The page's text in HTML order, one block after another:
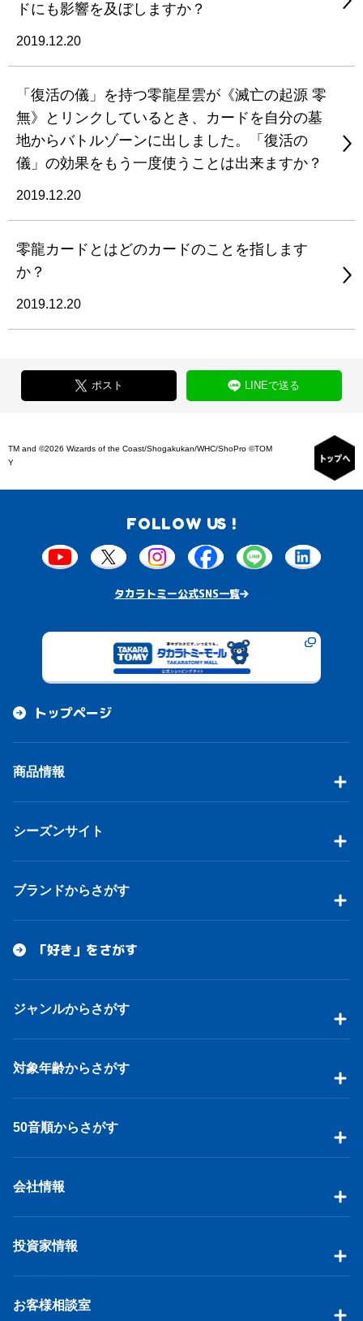
ドにも影響を及ぼしますか？
2019.12.20
「復活の儀」を持つ零龍星雲が《滅亡の起源 零
無》とリンクしているとき、カードを自分の墓
地からバトルゾーンに出しました。「復活の
儀」の効果をもう一度使うことは出来ますか？
2019.12.20
零龍カードとはどのカードのことを指します
か？
2019.12.20
ポスト LINEで送る
TM and ©2026 Wizards of the Coast/Shogakukan/WHC/ShoPro ©TOM
Y
FOLLOW US !
タカラトミー公式SNS一覧
トップページ
商品情報
シーズンサイト
ブランドからさがす
「好き」をさがす
ジャンルからさがす
対象年齢からさがす
50音順からさがす
会社情報
投資家情報
お客様相談室